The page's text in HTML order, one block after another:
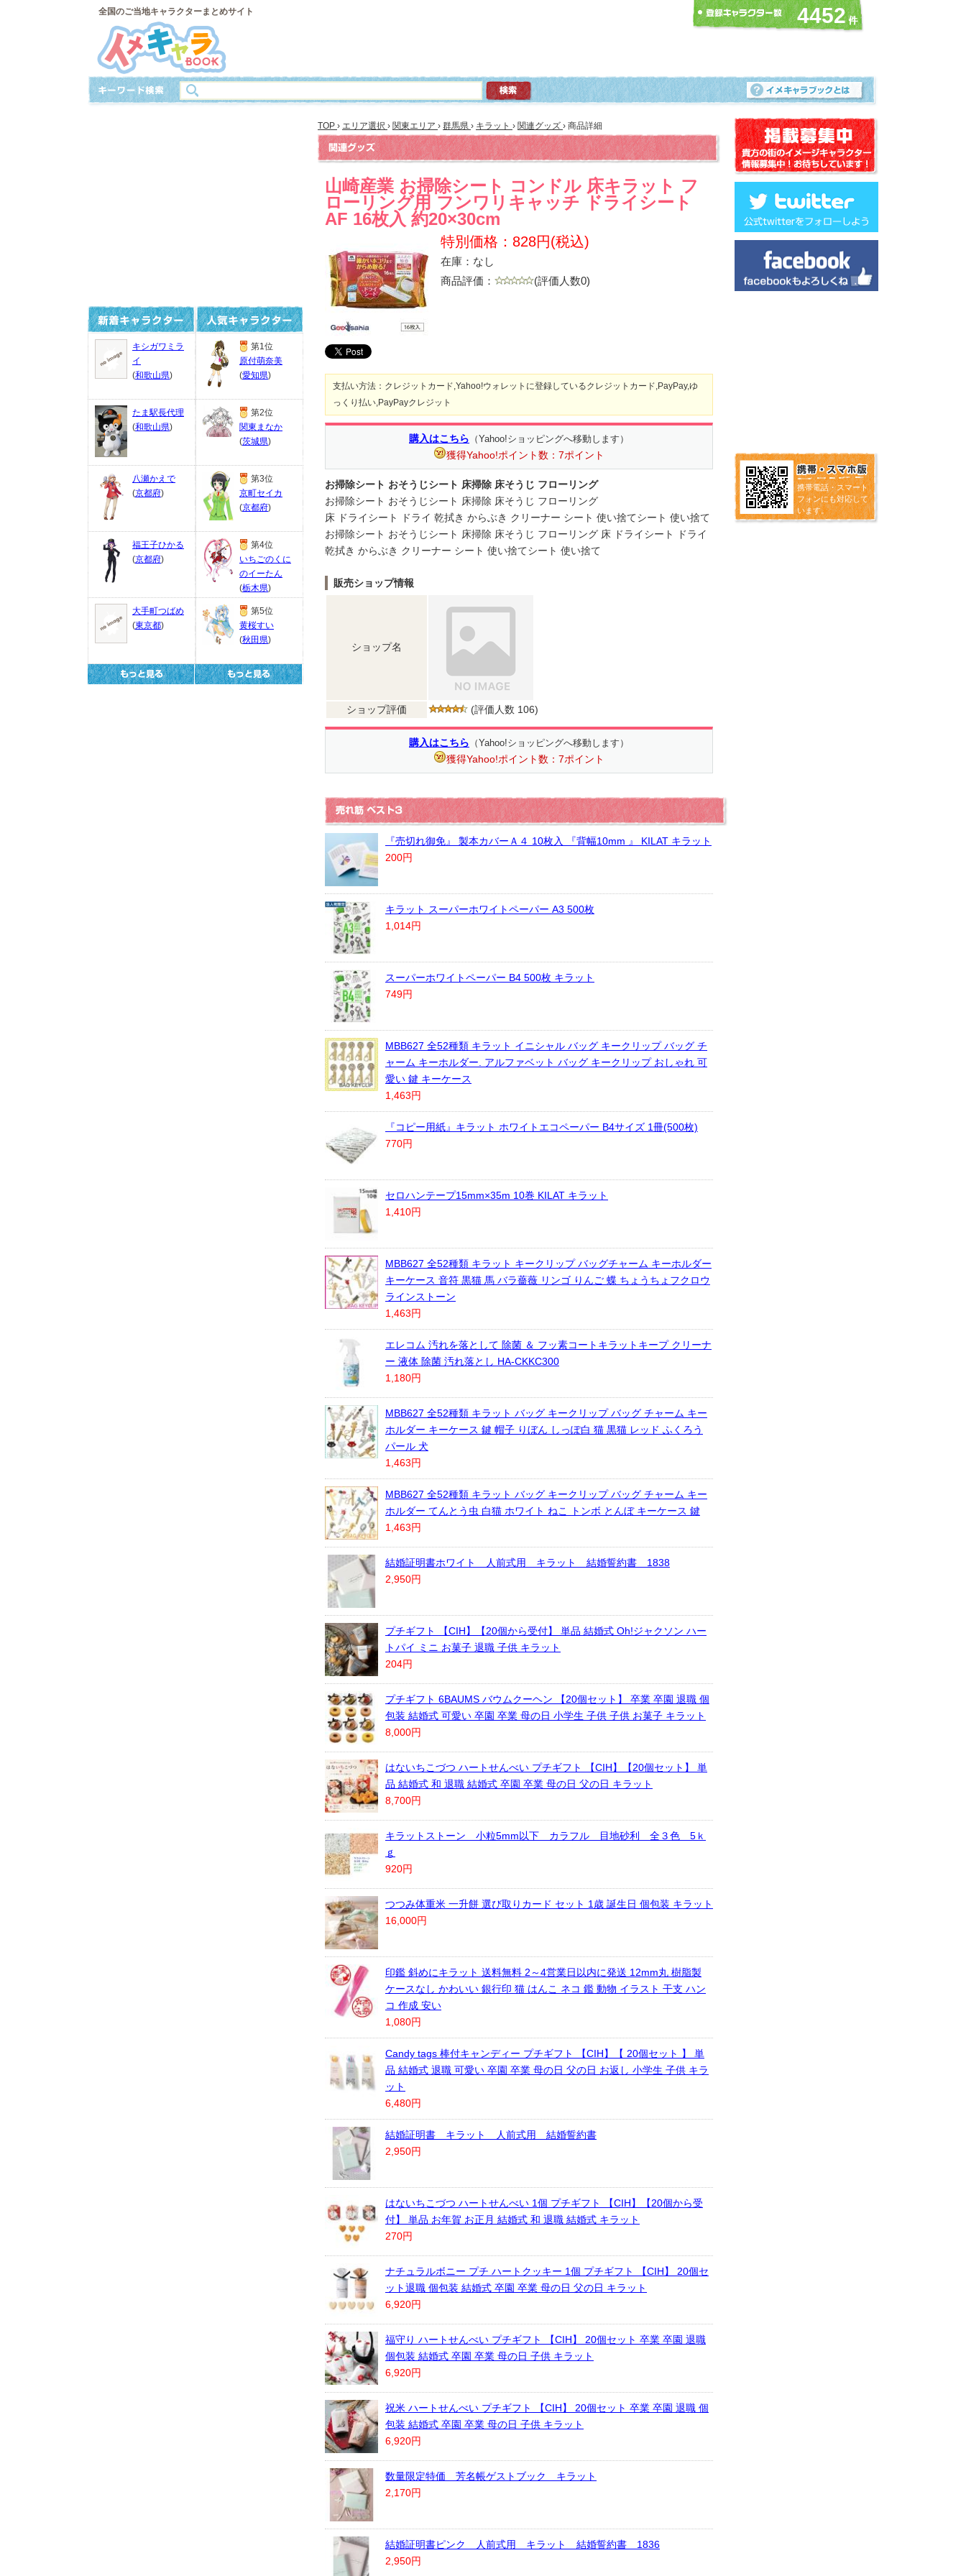
全国のご当地キャラクターまとめサイト 4452
キシガワミラ
イ
(和歌山県)
たま駅長代理
(和歌山県)
八瀬かえで
(京都府)
福王子ひかる
(京都府)
大手町つばめ
(東京都)
第1位
原付萌奈美
(愛知県)
第2位
関東まなか
(茨城県)
第3位
京町セイカ
(京都府)
第4位
いちごのくに
のイーたん
(栃木県)
第5位
黄桜すい
(秋田県)
TOP › エリア選択 › 関東エリア › 群馬県 › キラット › 関連グッズ › 商品詳細
山崎産業 お掃除シート コンドル 床キラット フ
ローリング用 フンワリキャッチ ドライシート
AF 16枚入 約20×30cm
特別価格：828円(税込)
在庫：なし
商品評価：
(評価人数0)
支払い方法：クレジットカード,Yahoo!ウォレットに登録しているクレジットカード,PayPay,ゆ
っくり払い,PayPayクレジット
購入はこちら （Yahoo!ショッピングへ移動します）
獲得Yahoo!ポイント数：7ポイント
お掃除シート おそうじシート 床掃除 床そうじ フローリング
お掃除シート おそうじシート 床掃除 床そうじ フローリング
床 ドライシート ドライ 乾拭き からぶき クリーナー シート 使い捨てシート 使い捨て
お掃除シート おそうじシート 床掃除 床そうじ フローリング 床 ドライシート ドライ
乾拭き からぶき クリーナー シート 使い捨てシート 使い捨て
販売ショップ情報
ショップ名
ショップ評価 (評価人数 106)
購入はこちら （Yahoo!ショッピングへ移動します）
獲得Yahoo!ポイント数：7ポイント
『売切れ御免』 製本カバーＡ４ 10枚入 『背幅10mm 』 KILAT キラット
200円
キラット スーパーホワイトペーパー A3 500枚
1,014円
スーパーホワイトペーパー B4 500枚 キラット
749円
MBB627 全52種類 キラット イニシャル バッグ キークリップ バッグ チ
ャーム キーホルダー. アルファベット バッグ キークリップ おしゃれ 可
愛い 鍵 キーケース
1,463円
『コピー用紙』キラット ホワイトエコペーパー B4サイズ 1冊(500枚)
770円
セロハンテープ15mm×35m 10巻 KILAT キラット
1,410円
MBB627 全52種類 キラット キークリップ バッグチャーム キーホルダー
キーケース 音符 黒猫 馬 バラ薔薇 リンゴ りんご 蝶 ちょうちょフクロウ
ラインストーン
1,463円
エレコム 汚れを落として 除菌 ＆ フッ素コートキラットキープ クリーナ
ー 液体 除菌 汚れ落とし HA-CKKC300
1,180円
MBB627 全52種類 キラット バッグ キークリップ バッグ チャーム キー
ホルダー キーケース 鍵 帽子 りぼん しっぽ白 猫 黒猫 レッド ふくろう
パール 犬
1,463円
MBB627 全52種類 キラット バッグ キークリップ バッグ チャーム キー
ホルダー てんとう虫 白猫 ホワイト ねこ トンボ とんぼ キーケース 鍵
1,463円
結婚証明書ホワイト 人前式用 キラット 結婚誓約書 1838
2,950円
プチギフト 【CIH】【20個から受付】 単品 結婚式 Oh!ジャクソン ハー
トパイ ミニ お菓子 退職 子供 キラット
204円
プチギフト 6BAUMS バウムクーヘン 【20個セット】 卒業 卒園 退職 個
包装 結婚式 可愛い 卒園 卒業 母の日 小学生 子供 子供 お菓子 キラット
8,000円
はないちこづつ ハートせんべい プチギフト 【CIH】【20個セット】 単
品 結婚式 和 退職 結婚式 卒園 卒業 母の日 父の日 キラット
8,700円
キラットストーン 小粒5mm以下 カラフル 目地砂利 全３色 5ｋ
ｇ
920円
つつみ体重米 一升餅 選び取りカード セット 1歳 誕生日 個包装 キラット
16,000円
印鑑 斜めにキラット 送料無料 2～4営業日以内に発送 12mm丸 樹脂製
ケースなし かわいい 銀行印 猫 はんこ ネコ 鑑 動物 イラスト 干支 ハン
コ 作成 安い
1,080円
Candy tags 棒付キャンディー プチギフト 【CIH】【 20個セット 】 単
品 結婚式 退職 可愛い 卒園 卒業 母の日 父の日 お返し 小学生 子供 キラ
ット
6,480円
結婚証明書 キラット 人前式用 結婚誓約書
2,950円
はないちこづつ ハートせんべい 1個 プチギフト 【CIH】【20個から受
付】 単品 お年賀 お正月 結婚式 和 退職 結婚式 キラット
270円
ナチュラルボニー プチ ハートクッキー 1個 プチギフト 【CIH】 20個セ
ット退職 個包装 結婚式 卒園 卒業 母の日 父の日 キラット
6,920円
福守り ハートせんべい プチギフト 【CIH】 20個セット 卒業 卒園 退職
個包装 結婚式 卒園 卒業 母の日 子供 キラット
6,920円
祝米 ハートせんべい プチギフト 【CIH】 20個セット 卒業 卒園 退職 個
包装 結婚式 卒園 卒業 母の日 子供 キラット
6,920円
数量限定特価 芳名帳ゲストブック キラット
2,170円
結婚証明書ピンク 人前式用 キラット 結婚誓約書 1836
2,950円
携帯電話・スマート
フォンにも対応して
います。